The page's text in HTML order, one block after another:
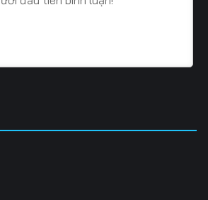
Tập 26
Tập 32 Tập 33
Tập 38 Tập 39